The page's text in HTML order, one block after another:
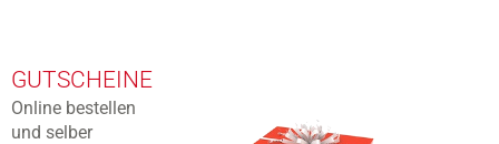
GUTSCHEINE
Online bestellen
und selber